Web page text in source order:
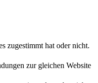
zugestimmt hat oder nicht.
zur gleichen Website